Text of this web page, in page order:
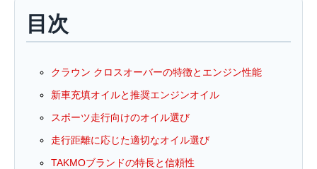
目次
クラウン クロスオーバーの特徴とエンジン性能
新車充填オイルと推奨エンジンオイル
スポーツ走行向けのオイル選び
走行距離に応じた適切なオイル選び
TAKMOブランドの特長と信頼性